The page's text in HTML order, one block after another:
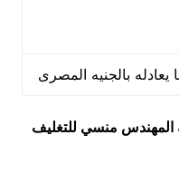
المهندس منسي للتغليف